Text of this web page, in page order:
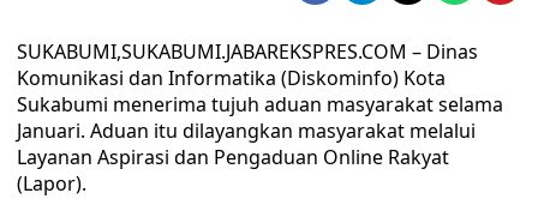
SUKABUMI,SUKABUMI.JABAREKSPRES.COM – Dinas
Komunikasi dan Informatika (Diskominfo) Kota
Sukabumi menerima tujuh aduan masyarakat selama
Januari. Aduan itu dilayangkan masyarakat melalui
Layanan Aspirasi dan Pengaduan Online Rakyat
(Lapor).